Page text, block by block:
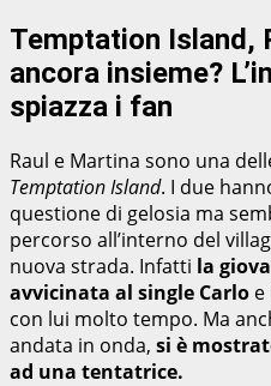
Temptation Island,
ancora insieme?
spiazza i fan
Raul e Martina sono una
Temptation Island. I due
questione di gelosia ma
percorso all’interno del
nuova strada. Infatti la
avvicinata al single Carlo
con lui molto tempo. Ma
andata in onda, si è
ad una tentatrice.